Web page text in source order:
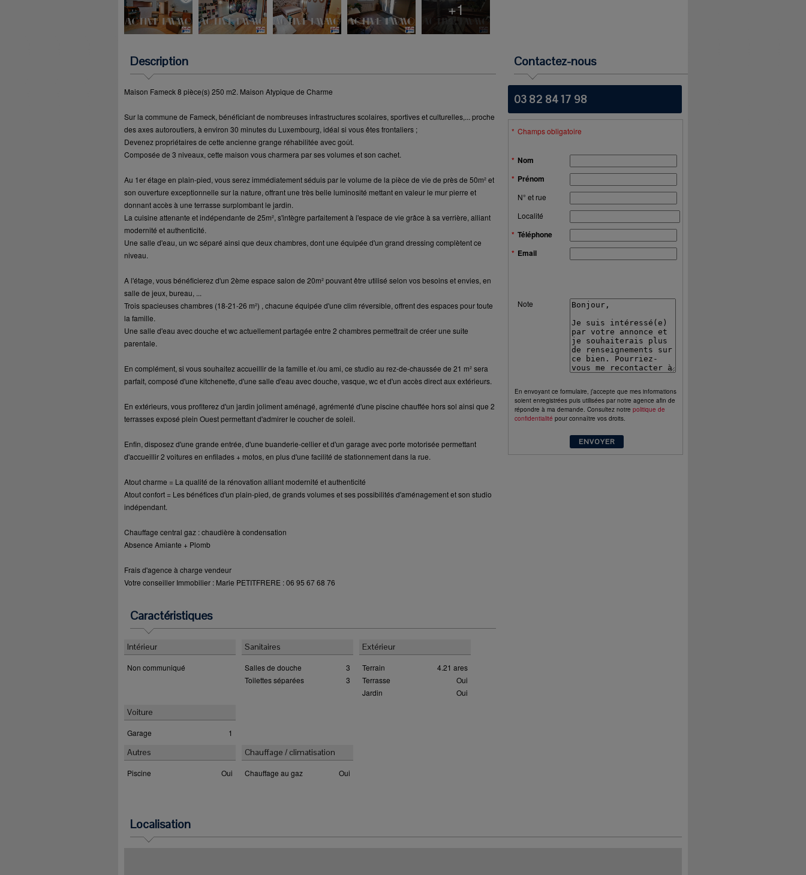
+1
Description
Maison Fameck 8 pièce(s) 250 m2. Maison Atypique de Charme
Sur la commune de Fameck, bénéficiant de nombreuses infrastructures scolaires, sportives et culturelles,... proche
des axes autoroutiers, à environ 30 minutes du Luxembourg, idéal si vous êtes frontaliers ;
Devenez propriétaires de cette ancienne grange réhabilitée avec goût.
Composée de 3 niveaux, cette maison vous charmera par ses volumes et son cachet.
Au 1er étage en plain-pied, vous serez immédiatement séduis par le volume de la pièce de vie de près de 50m² et
son ouverture exceptionnelle sur la nature, offrant une très belle luminosité mettant en valeur le mur pierre et
donnant accès à une terrasse surplombant le jardin.
La cuisine attenante et indépendante de 25m², s'intègre parfaitement à l'espace de vie grâce à sa verrière, alliant
modernité et authenticité.
Une salle d'eau, un wc séparé ainsi que deux chambres, dont une équipée d'un grand dressing complètent ce
niveau.
A l'étage, vous bénéficierez d'un 2ème espace salon de 20m² pouvant être utilisé selon vos besoins et envies, en
salle de jeux, bureau, ...
Trois spacieuses chambres (18-21-26 m²) , chacune équipée d'une clim réversible, offrent des espaces pour toute
la famille.
Une salle d'eau avec douche et wc actuellement partagée entre 2 chambres permettrait de créer une suite
parentale.
En complément, si vous souhaitez accueillir de la famille et /ou ami, ce studio au rez-de-chaussée de 21 m² sera
parfait, composé d'une kitchenette, d'une salle d'eau avec douche, vasque, wc et d'un accès direct aux extérieurs.
En extérieurs, vous profiterez d'un jardin joliment aménagé, agrémenté d'une piscine chauffée hors sol ainsi que 2
terrasses exposé plein Ouest permettant d'admirer le coucher de soleil.
Enfin, disposez d'une grande entrée, d'une buanderie-cellier et d'un garage avec porte motorisée permettant
d'accueillir 2 voitures en enfilades + motos, en plus d'une facilité de stationnement dans la rue.
Atout charme = La qualité de la rénovation alliant modernité et authenticité
Atout confort = Les bénéfices d'un plain-pied, de grands volumes et ses possibilités d'aménagement et son studio
indépendant.
Chauffage central gaz : chaudière à condensation
Absence Amiante + Plomb
Frais d'agence à charge vendeur
Votre conseiller Immobilier : Marie PETITFRERE : 06 95 67 68 76
Caractéristiques
Intérieur
Non communiqué
Sanitaires
Salles de douche
3
Toilettes séparées
3
Extérieur
Terrain
4.21 ares
Terrasse
Oui
Jardin
Oui
Voiture
Garage 1
Autres
Piscine Oui
Chauffage / climatisation
Chauffage au gaz Oui
Contactez-nous
03 82 84 17 98
Champs obligatoire
Nom
Prénom
N° et rue
Localité
Téléphone
Email
Note
En envoyant ce formulaire, j’accepte que mes informations
soient enregistrées puis utilisées par notre agence afin de
répondre à ma demande. Consultez notre politique de
confidentialité pour connaître vos droits.
Localisation